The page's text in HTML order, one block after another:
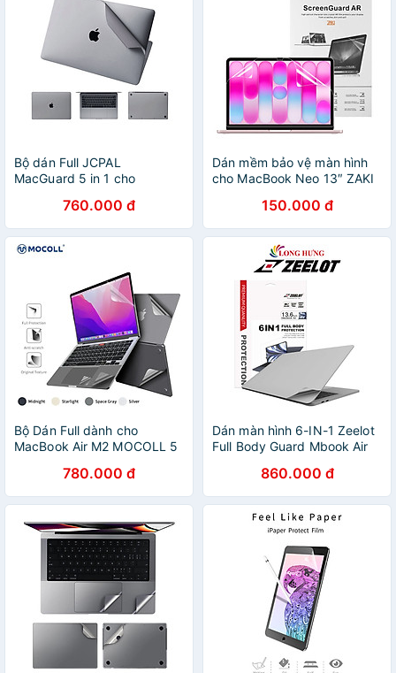
Bộ dán Full JCPAL
MacGuard 5 in 1 cho
Hàng chính hãng
760.000 đ
Dán mềm bảo vệ màn hình
cho MacBook Neo 13″ ZAKI
150.000 đ
Bộ Dán Full dành cho
MacBook Air M2 MOCOLL 5
Nhập Khẩu780.000 đ
Dán màn hình 6-IN-1 Zeelot
Full Body Guard Mbook Air
860.000 đ